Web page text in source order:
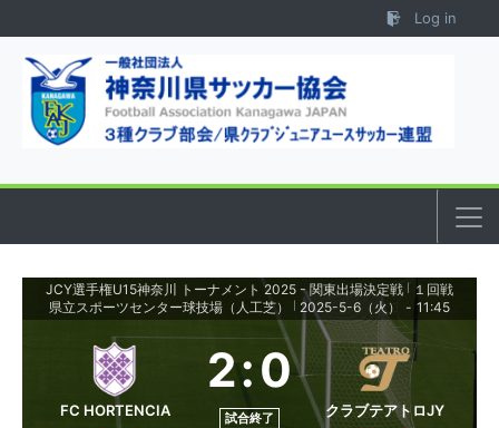
Log in
JCY選手権U15神奈川 トーナメント 2025 - 関東出場決定戦
１回戦
県立スポーツセンター球技場（人工芝）
2025-5-6（火） - 11:45
FC HORTENCIA
2:0
試合終了 クラブテアトロJY